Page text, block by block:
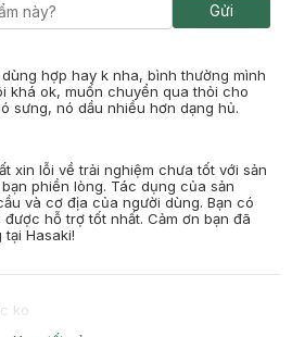
Gửi
hợp hay k nha, bình thường mình
khá ok, muốn chuyển qua thỏi cho
sưng, nó dầu nhiều hơn dạng hủ.
xin lỗi về trải nghiệm chưa tốt với sản
phiền lòng. Tác dụng của sản
và cơ địa của người dùng. Bạn có
hỗ trợ tốt nhất. Cảm ơn bạn đã
Hasaki!
ko